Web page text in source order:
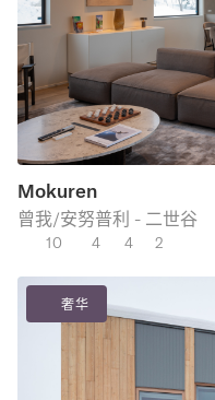
Mokuren
曾我/安努普利 - 二世谷
10 4 4 2
奢华